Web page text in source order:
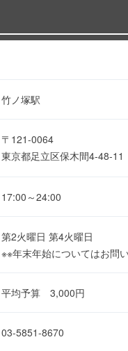
竹ノ塚駅
〒121-0064
東京都足立区保木間4-48-11
17:00～24:00
第2火曜日 第4火曜日
※※年末年始についてはお問
平均予算 3,000円
03-5851-8670